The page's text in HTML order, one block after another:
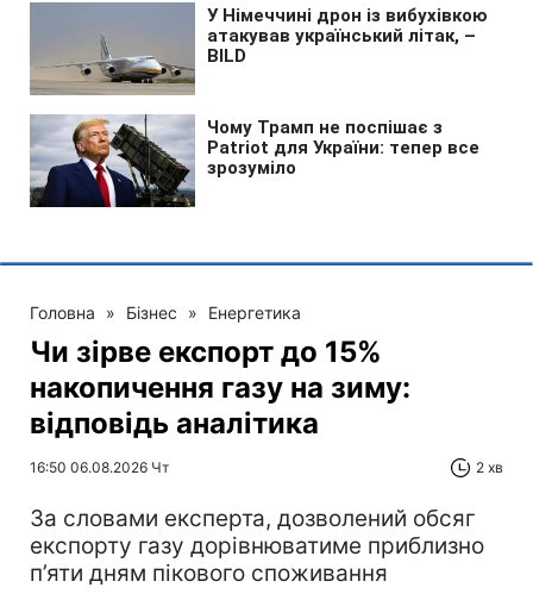
Головна » Бізнес » Енергетика
Чи зірве експорт до 15%
накопичення газу на зиму:
відповідь аналітика
16:50 06.08.2026 Чт 2 хв
За словами експерта, дозволений обсяг
експорту газу дорівнюватиме приблизно
п’яти дням пікового споживання